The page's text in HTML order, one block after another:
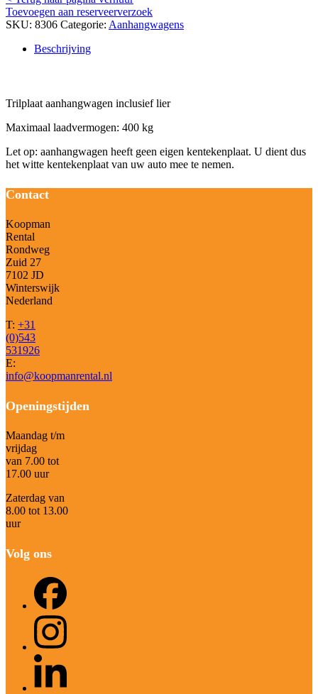
Toevoegen aan reserveerverzoek
SKU: 8306 Categorie: Aanhangwagens
Beschrijving
Trilplaat aanhangwagen inclusief lier
Maximaal laadvermogen: 400 kg
Let op: aanhangwagen heeft geen eigen kentekenplaat. U dient dus
het witte kentekenplaat van uw auto mee te nemen.
Contact
Koopman
Rental
Rondweg
Zuid 27
7102 JD
Winterswijk
Nederland
T: +31
(0)543
531926
E:
info@koopmanrental.nl
Openingstijden
Maandag t/m
vrijdag
van 7.00 tot
17.00 uur
Zaterdag van
8.00 tot 13.00
uur
Volg ons
Instagram